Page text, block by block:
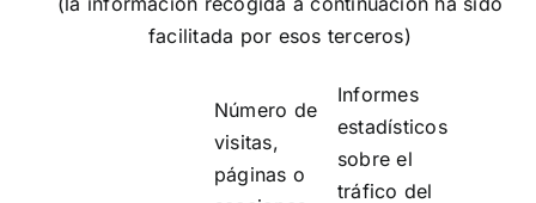
facilitada por esos terceros)
Número de
visitas,
páginas o
Informes
estadísticos
sobre el
tráfico del